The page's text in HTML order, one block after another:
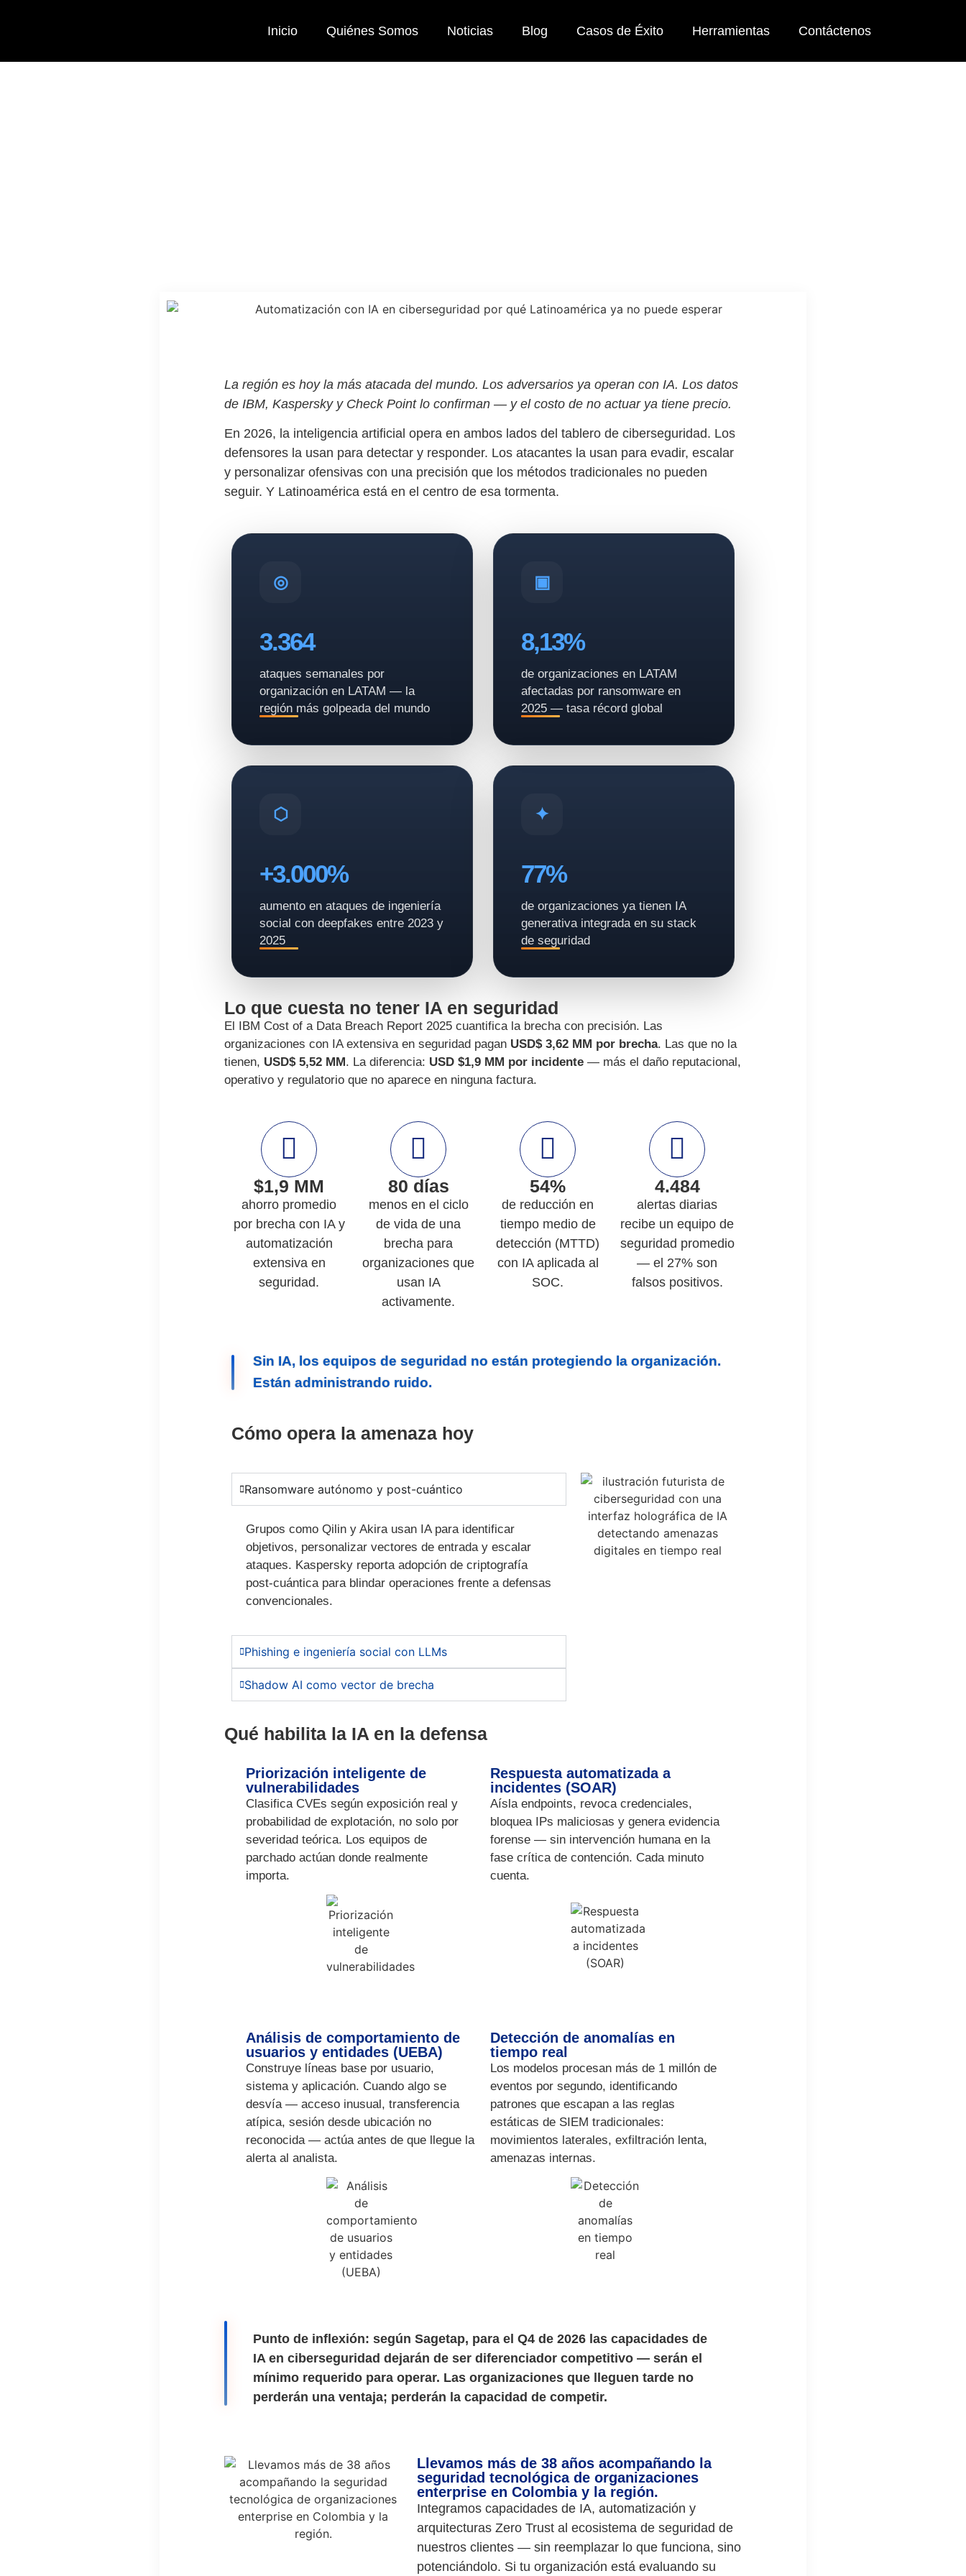
Inicio Quiénes Somos Noticias Blog Casos de Éxito Herramientas Contáctenos
La región es hoy la más atacada del mundo. Los adversarios ya operan con IA. Los datos
de IBM, Kaspersky y Check Point lo confirman — y el costo de no actuar ya tiene precio.
En 2026, la inteligencia artificial opera en ambos lados del tablero de ciberseguridad. Los
defensores la usan para detectar y responder. Los atacantes la usan para evadir, escalar
y personalizar ofensivas con una precisión que los métodos tradicionales no pueden
seguir. Y Latinoamérica está en el centro de esa tormenta.
3.364
ataques semanales por
organización en LATAM — la
región más golpeada del mundo
8,13%
de organizaciones en LATAM
afectadas por ransomware en
2025 — tasa récord global
+3.000%
aumento en ataques de ingeniería
social con deepfakes entre 2023 y
2025
77%
de organizaciones ya tienen IA
generativa integrada en su stack
de seguridad
Lo que cuesta no tener IA en seguridad
El IBM Cost of a Data Breach Report 2025 cuantifica la brecha con precisión. Las
organizaciones con IA extensiva en seguridad pagan USD$ 3,62 MM por brecha. Las que no la
tienen, USD$ 5,52 MM . La diferencia: USD $1,9 MM por incidente — más el daño reputacional,
operativo y regulatorio que no aparece en ninguna factura.
$1,9 MM
ahorro promedio
por brecha con IA y
automatización
extensiva en
seguridad.
80 días
menos en el ciclo
de vida de una
brecha para
organizaciones que
usan IA
activamente.
54%
de reducción en
tiempo medio de
detección (MTTD)
con IA aplicada al
SOC.
4.484
alertas diarias
recibe un equipo de
seguridad promedio
— el 27% son
falsos positivos.
Sin IA, los equipos de seguridad no están protegiendo la organización.
Están administrando ruido.
Cómo opera la amenaza hoy
Ransomware autónomo y post-cuántico
Grupos como Qilin y Akira usan IA para identificar
objetivos, personalizar vectores de entrada y escalar
ataques. Kaspersky reporta adopción de criptografía
post-cuántica para blindar operaciones frente a defensas
convencionales.
Phishing e ingeniería social con LLMs
Shadow AI como vector de brecha
Qué habilita la IA en la defensa
Priorización inteligente de
vulnerabilidades
Clasifica CVEs según exposición real y
probabilidad de explotación, no solo por
severidad teórica. Los equipos de
parchado actúan donde realmente
importa.
Respuesta automatizada a
incidentes (SOAR)
Aísla endpoints, revoca credenciales,
bloquea IPs maliciosas y genera evidencia
forense — sin intervención humana en la
fase crítica de contención. Cada minuto
cuenta.
Análisis de comportamiento de
usuarios y entidades (UEBA)
Construye líneas base por usuario,
sistema y aplicación. Cuando algo se
desvía — acceso inusual, transferencia
atípica, sesión desde ubicación no
reconocida — actúa antes de que llegue la
alerta al analista.
Detección de anomalías en
tiempo real
Los modelos procesan más de 1 millón de
eventos por segundo, identificando
patrones que escapan a las reglas
estáticas de SIEM tradicionales:
movimientos laterales, exfiltración lenta,
amenazas internas.
Punto de inflexión: según Sagetap, para el Q4 de 2026 las capacidades de
IA en ciberseguridad dejarán de ser diferenciador competitivo — serán el
mínimo requerido para operar. Las organizaciones que lleguen tarde no
perderán una ventaja; perderán la capacidad de competir.
Llevamos más de 38 años acompañando la
seguridad tecnológica de organizaciones
enterprise en Colombia y la región.
Integramos capacidades de IA, automatización y
arquitecturas Zero Trust al ecosistema de seguridad de
nuestros clientes — sin reemplazar lo que funciona, sino
potenciándolo. Si tu organización está evaluando su